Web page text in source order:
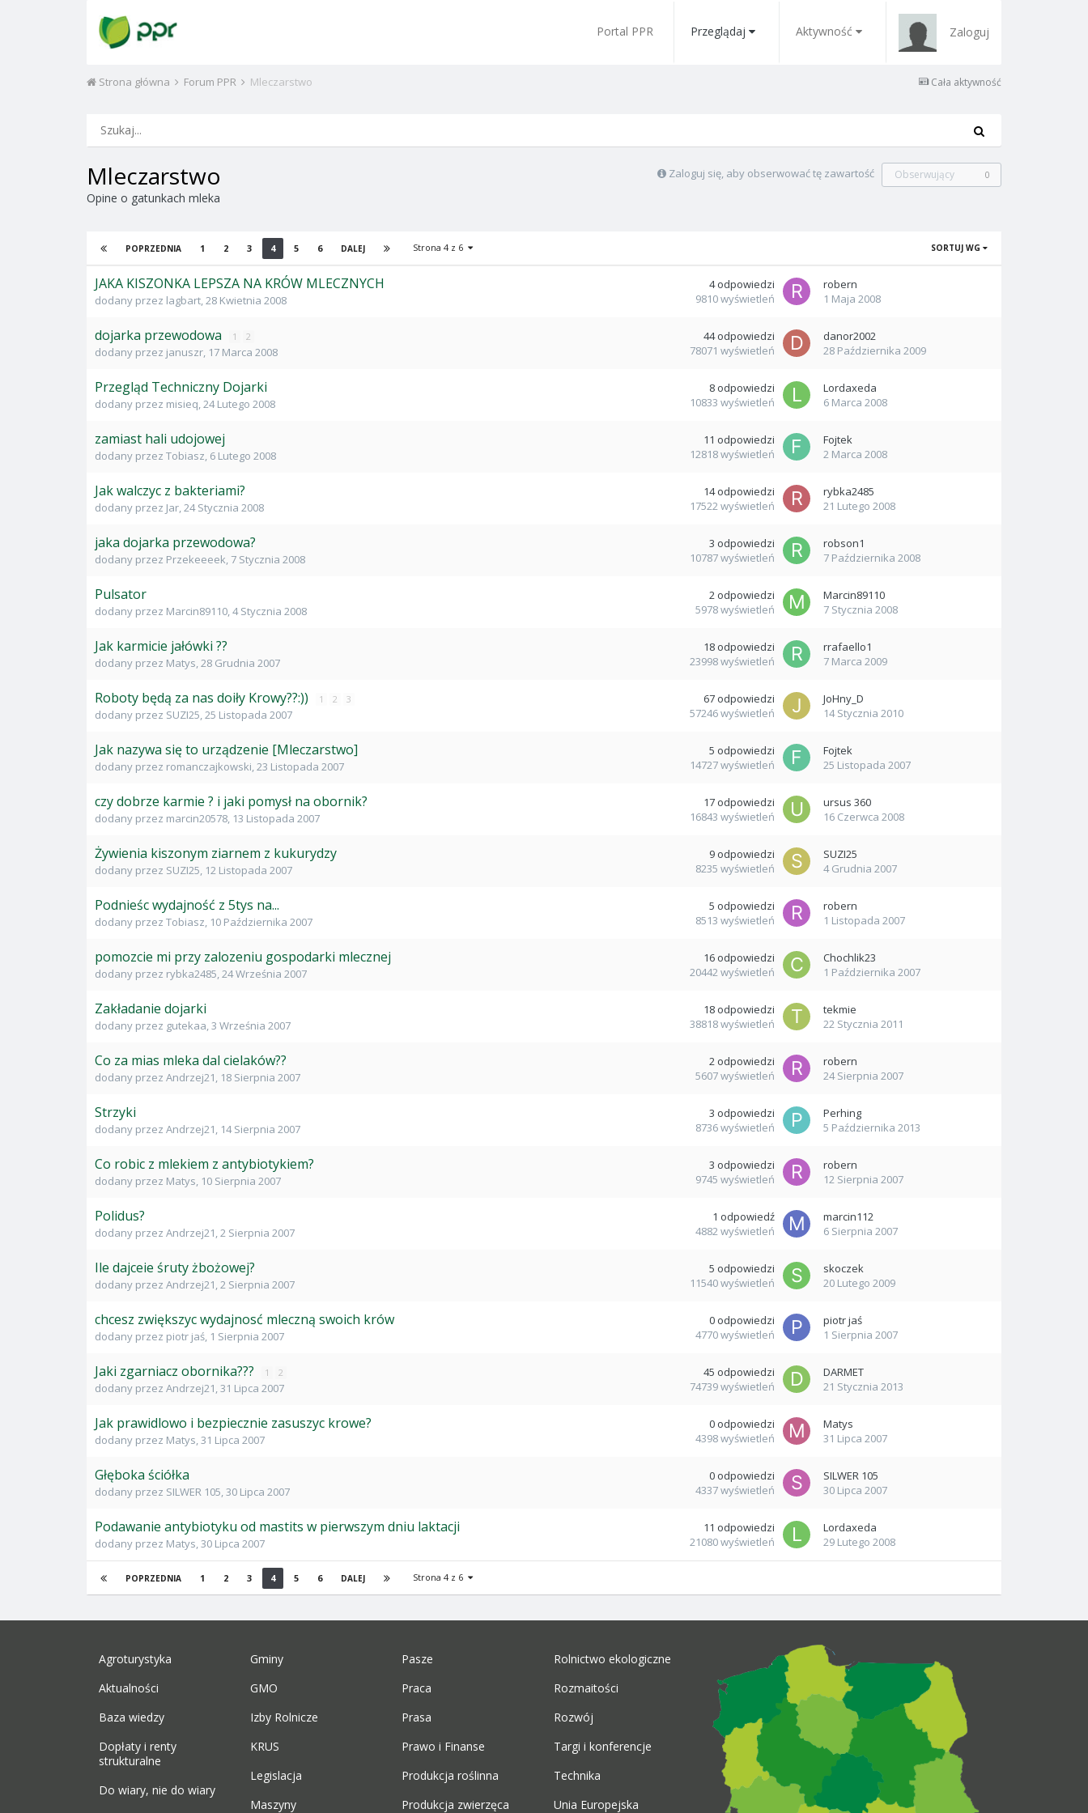
Portal PPR Przeglądaj Aktywność Zaloguj
Cała aktywność
Strona główna Forum PPR Mleczarstwo
Mleczarstwo Zaloguj się, aby obserwować tę zawartość Obserwujący 0
Opine o gatunkach mleka
SORTUJ WG
POPRZEDNIA 1 2 3 4 5 6 DALEJ Strona 4 z 6
JAKA KISZONKA LEPSZA NA KRÓW MLECZNYCH
dodany przez lagbart,28 Kwietnia 2008
4 odpowiedzi
9810wyświetleń
robern
1 Maja 2008
dojarka przewodowa 1 2
dodany przez januszr, 17 Marca 2008
44 odpowiedzi
78071 wyświetleń
danor2002
28 Października 2009
Przegląd Techniczny Dojarki
dodany przez misieq,24 Lutego 2008
8 odpowiedzi
10833 wyświetleń
Lordaxeda
6 Marca 2008
zamiast hali udojowej
dodany przez Tobiasz, 6 Lutego 2008
11 odpowiedzi
12818wyświetleń
Fojtek
2 Marca 2008
Jak walczyc z bakteriami?
dodany przez Jar,24 Stycznia 2008
14 odpowiedzi
17522wyświetleń
rybka2485
21 Lutego 2008
jaka dojarka przewodowa?
dodany przez Przekeeeek, 7 Stycznia 2008
3 odpowiedzi
10787wyświetleń
robson1
7 Października 2008
Pulsator
dodany przez Marcin89110,4 Stycznia 2008
2 odpowiedzi
5978wyświetleń
Marcin89110
7 Stycznia 2008
Jak karmicie jałówki ??
dodany przez Matys,28 Grudnia 2007
18 odpowiedzi
23998wyświetleń
rrafaello1
7 Marca 2009
Roboty będą za nas doiły Krowy??:)) 1 2 3
dodany przez SUZI25,25 Listopada 2007
67 odpowiedzi
57246wyświetleń
JoHny_D
14 Stycznia 2010
Jak nazywa się to urządzenie [Mleczarstwo]
dodany przez romanczajkowski,23 Listopada 2007
5 odpowiedzi
14727wyświetleń
Fojtek
25 Listopada 2007
czy dobrze karmie ? i jaki pomysł na obornik?
dodany przez marcin20578, 13 Listopada 2007
17 odpowiedzi
16843 wyświetleń
ursus 360
16 Czerwca 2008
Żywienia kiszonym ziarnem z kukurydzy
dodany przez SUZI25, 12 Listopada 2007
9 odpowiedzi
8235 wyświetleń
SUZI25
4 Grudnia 2007
Podnieśc wydajność z 5tys na...
dodany przez Tobiasz, 10 Października 2007
5 odpowiedzi
8513 wyświetleń
robern
1 Listopada 2007
pomozcie mi przy zalozeniu gospodarki mlecznej
dodany przez rybka2485,24 Września 2007
16 odpowiedzi
20442wyświetleń
Chochlik23
1 Października 2007
Zakładanie dojarki
dodany przez gutekaa,3 Września 2007
18 odpowiedzi
38818wyświetleń
tekmie
22 Stycznia 2011
Co za mias mleka dal cielaków??
dodany przez Andrzej21, 18 Sierpnia 2007
2 odpowiedzi
5607wyświetleń
robern
24 Sierpnia 2007
Strzyki
dodany przez Andrzej21, 14 Sierpnia 2007
3 odpowiedzi
8736wyświetleń
Perhing
5 Października 2013
Co robic z mlekiem z antybiotykiem?
dodany przez Matys, 10 Sierpnia 2007
3 odpowiedzi
9745 wyświetleń
robern
12 Sierpnia 2007
Polidus?
dodany przez Andrzej21,2 Sierpnia 2007
1 odpowiedź
4882wyświetleń
marcin112
6 Sierpnia 2007
Ile dajceie śruty żbożowej?
dodany przez Andrzej21,2 Sierpnia 2007
5 odpowiedzi
11540wyświetleń
skoczek
20 Lutego 2009
chcesz zwiększyc wydajnosć mleczną swoich krów
dodany przez piotr jaś, 1 Sierpnia 2007
0 odpowiedzi
4770wyświetleń
piotr jaś
1 Sierpnia 2007
Jaki zgarniacz obornika??? 1 2
dodany przez Andrzej21,31 Lipca 2007
45 odpowiedzi
74739wyświetleń
DARMET
21 Stycznia 2013
Jak prawidlowo i bezpiecznie zasuszyc krowe?
dodany przez Matys,31 Lipca 2007
0 odpowiedzi
4398wyświetleń
Matys
31 Lipca 2007
Głęboka ściółka
dodany przez SILWER 105,30 Lipca 2007
0 odpowiedzi
4337wyświetleń
SILWER 105
30 Lipca 2007
Podawanie antybiotyku od mastits w pierwszym dniu laktacji
dodany przez Matys,30 Lipca 2007
11 odpowiedzi
21080wyświetleń
Lordaxeda
29 Lutego 2008
POPRZEDNIA 1 2 3 4 5 6 DALEJ Strona 4 z 6
Agroturystyka
Aktualności
Baza wiedzy
Dopłaty i renty
strukturalne
Do wiary, nie do wiary
Gminy
GMO
Izby Rolnicze
KRUS
Legislacja
Maszyny
Pasze
Praca
Prasa
Prawo i Finanse
Produkcja roślinna
Produkcja zwierzęca
Rolnictwo ekologiczne
Rozmaitości
Rozwój
Targi i konferencje
Technika
Unia Europejska